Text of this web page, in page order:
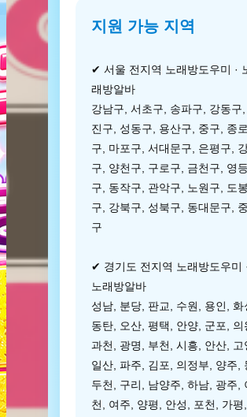
지원 가능 지역
✔ 서울 전지역 노래방도우미 ·
래방알바
강남구, 서초구, 송파구, 강동구
진구, 성동구, 용산구, 중구, 종로
구, 마포구, 서대문구, 은평구,
구, 양천구, 구로구, 금천구, 영
구, 동작구, 관악구, 노원구, 도봉
구, 강북구, 성북구, 동대문구,
구
✔ 경기도 전지역 노래방도우미 ·
노래방알바
성남, 분당, 판교, 수원, 용인, 화
동탄, 오산, 평택, 안양, 군포, 의
과천, 광명, 부천, 시흥, 안산, 고
일산, 파주, 김포, 의정부, 양주,
두천, 구리, 남양주, 하남, 광주,
천, 여주, 양평, 안성, 포천, 가평